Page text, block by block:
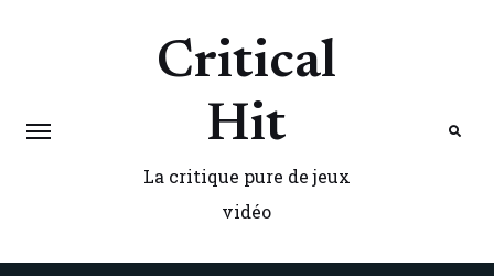
Critical
Hit
La critique pure de jeux
vidéo